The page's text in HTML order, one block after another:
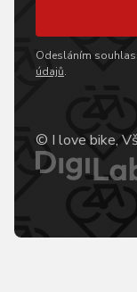
Odesláním
údajů.
© I love bike,